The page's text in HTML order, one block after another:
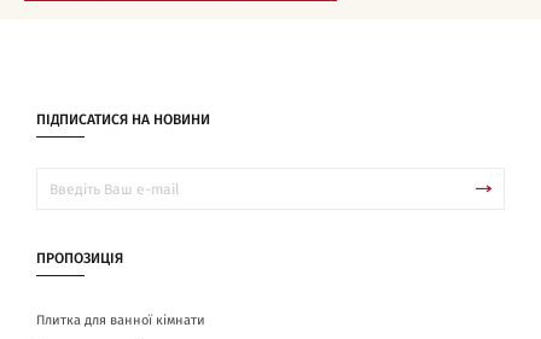
ПІДПИСАТИСЯ НА НОВИНИ
ПРОПОЗИЦІЯ
Плитка для ванної кімнати